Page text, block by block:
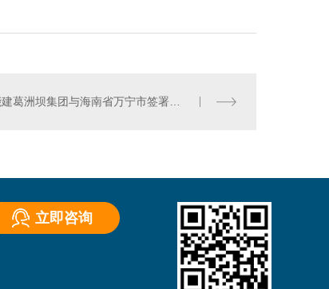
中国能建葛洲坝集团与海南省万宁市签署战略合作协议
立即咨询